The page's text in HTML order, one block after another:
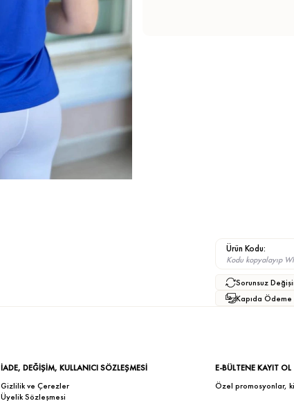
Ürün Kodu:
Kodu kopyalayıp
Sorunsuz
Kapıda Ödeme
İADE, DEĞİŞİM, KULLANICI SÖZLEŞMESİ
Gizlilik ve Çerezler
Üyelik Sözleşmesi
E-BÜLTENE KAYIT OL
Özel promosyonlar,